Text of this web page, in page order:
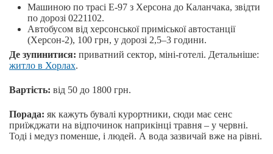
Машиною по трасі Е-97 з Херсона до Каланчака, звідти
по дорозі 0221102.
Автобусом від херсонської приміської автостанції
(Херсон-2), 100 грн, у дорозі 2,5–3 години.
Де зупинитися: приватний сектор, міні-готелі. Детальніше:
житло в Хорлах.
Вартість: від 50 до 1800 грн.
Порада: як кажуть бувалі курортники, сюди має сенс
приїжджати на відпочинок наприкінці травня – у червні.
Тоді і медуз поменше, і людей. А вода зазвичай вже на рівні.